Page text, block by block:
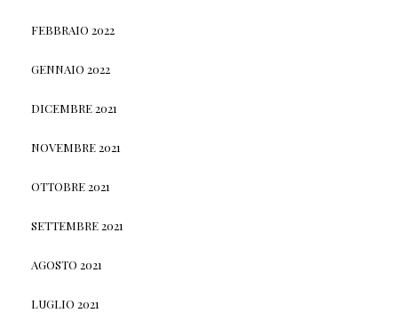
FEBBRAIO 2022
GENNAIO 2022
DICEMBRE 2021
NOVEMBRE 2021
OTTOBRE 2021
SETTEMBRE 2021
AGOSTO 2021
LUGLIO 2021